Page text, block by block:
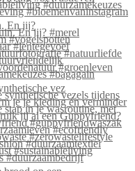
En jij?
vez